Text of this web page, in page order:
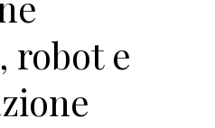
robot e